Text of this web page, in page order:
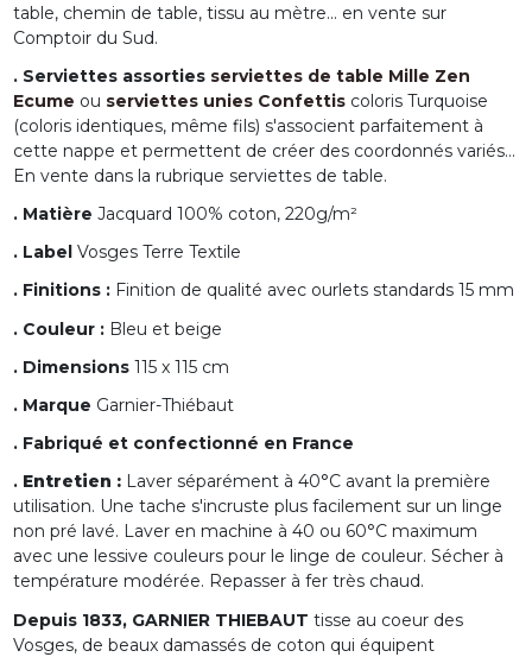
table, chemin de table, tissu au mètre... en vente sur
Comptoir du Sud.
. Serviettes assorties serviettes de table Mille Zen
Ecume ou serviettes unies Confettiscoloris Turquoise
(coloris identiques, même fils) s'associent parfaitement à
cette nappe et permettent de créer des coordonnés variés...
En vente dans la rubrique serviettes de table.
. Matière Jacquard 100% coton, 220g/m²
. Label Vosges Terre Textile
. Finitions : Finition de qualité avec ourlets standards 15 mm
. Couleur :Bleu et beige
. Dimensions115 x 115 cm
. Marque Garnier-Thiébaut
. Fabriqué et confectionné en France
. Entretien : Laver séparément à 40°C avant la première
utilisation. Une tache s'incruste plus facilement sur un linge
non pré lavé. Laver en machine à 40 ou 60°C maximum
avec une lessive couleurs pour le linge de couleur. Sécher à
température modérée. Repasser à fer très chaud.
Depuis 1833, GARNIER THIEBAUT tisse au coeur des
Vosges, de beaux damassés de coton qui équipent